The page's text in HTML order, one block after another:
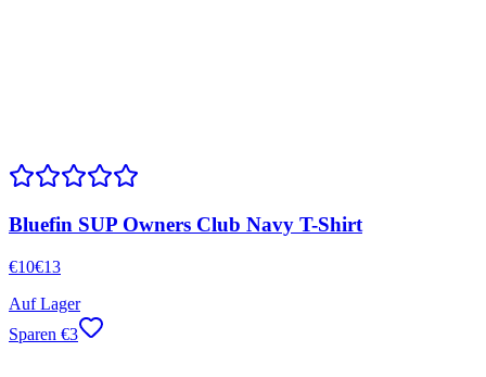
Bluefin SUP Owners Club Navy T-Shirt
€10€13
Auf Lager
Sparen €3